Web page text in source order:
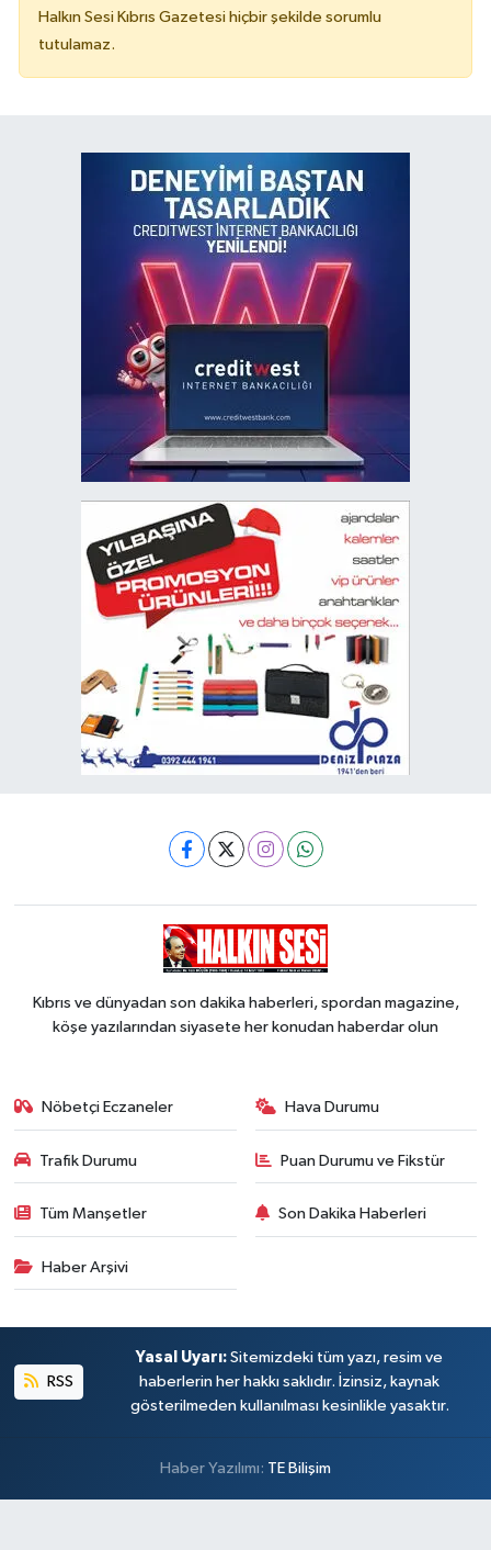
Halkın Sesi Kıbrıs Gazetesi hiçbir şekilde sorumlu
tutulamaz.
Kıbrıs ve dünyadan son dakika haberleri, spordan magazine,
köşe yazılarından siyasete her konudan haberdar olun
Nöbetçi Eczaneler Hava Durumu
Trafik Durumu Puan Durumu ve Fikstür
Tüm Manşetler Son Dakika Haberleri
Haber Arşivi
RSS
Yasal Uyarı: Sitemizdeki tüm yazı, resim ve
haberlerin her hakkı saklıdır. İzinsiz, kaynak
gösterilmeden kullanılması kesinlikle yasaktır.
Haber Yazılımı: TE Bilişim